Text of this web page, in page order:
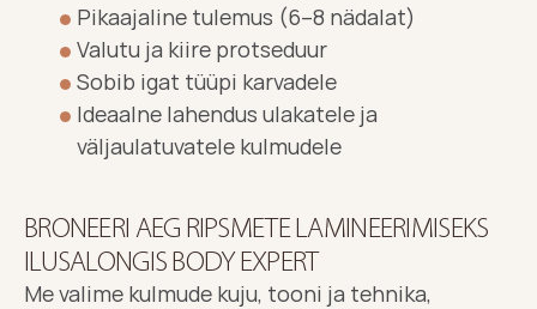
Pikaajaline tulemus (6–8 nädalat)
Valutu ja kiire protseduur
Sobib igat tüüpi karvadele
Ideaalne lahendus ulakatele ja
väljaulatuvatele kulmudele
BRONEERI AEG RIPSMETE LAMINEERIMISEKS
ILUSALONGIS BODY EXPERT
Me valime kulmude kuju, tooni ja tehnika,